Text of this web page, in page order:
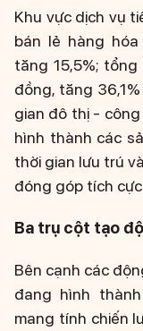
Khu vực dịch vụ
bán lẻ hàng
tăng 15,5%;
đồng, tăng
gian đô thị -
hình thành các
thời gian lưu trú
đóng góp tích
Ba trụ cột tạo
Bên cạnh các
đang hình
mang tính chiến